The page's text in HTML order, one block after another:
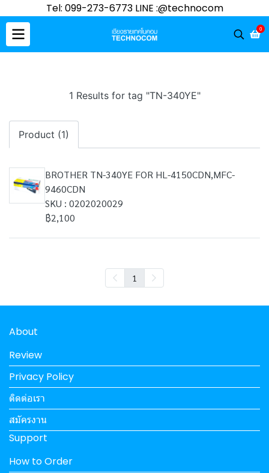
Tel: 099-273-6773 LINE :@technocom
0
1 Results for tag "TN-340YE"
Product (1)
BROTHER TN-340YE FOR HL-4150CDN,MFC-
9460CDN
SKU : 0202020029
฿2,100
1
About
Review
Privacy Policy
ติดต่อเรา
สมัครงาน
Support
How to Order